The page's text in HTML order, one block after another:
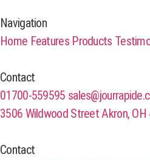
Navigation
Home Features Products
Contact
01700-559595
3506 Wildwood Street Akron, OH
Contact